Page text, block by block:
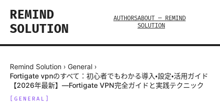
REMIND
SOLUTION
AUTHORSABOUT — REMIND
SOLUTION
Remind Solution › General ›
Fortigate vpnのすべて：初心者でもわかる導入・設定・活用ガイド
【2026年最新】—Fortigate VPN完全ガイドと実践テクニック
GENERAL